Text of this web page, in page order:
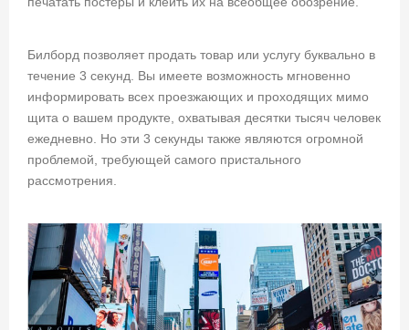
Билборд позволяет продать товар или услугу буквально в
течение 3 секунд. Вы имеете возможность мгновенно
информировать всех проезжающих и проходящих мимо
щита о вашем продукте, охватывая десятки тысяч человек
ежедневно. Но эти 3 секунды также являются огромной
проблемой, требующей самого пристального
рассмотрения.